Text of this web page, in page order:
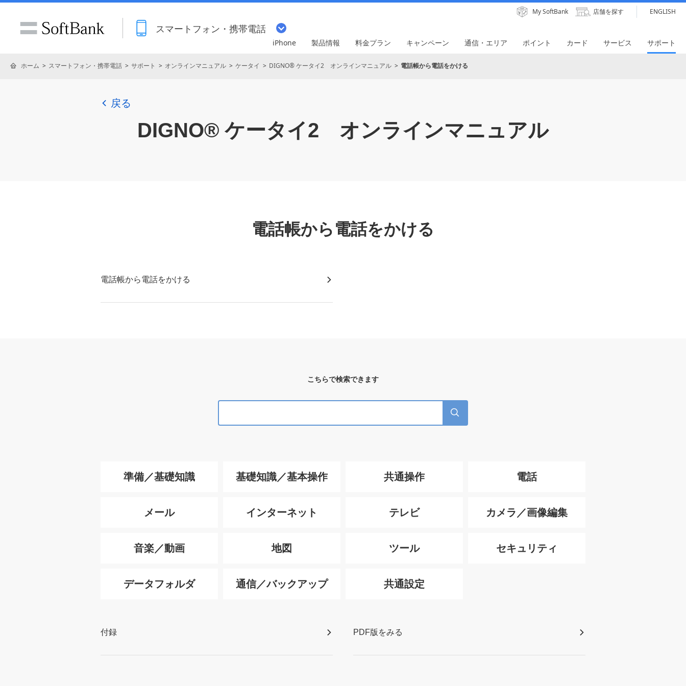
スマートフォン・携帯電話
My SoftBank 店舗を探す ENGLISH
iPhone 製品情報 料金プラン キャンペーン 通信・エリア ポイント カード サービス サポート
ホーム スマートフォン・携帯電話 サポート オンラインマニュアル ケータイ DIGNO® ケータイ2 オンラインマニュアル 電話帳から電話をかける
戻る
DIGNO® ケータイ2 オンラインマニュアル
電話帳から電話をかける
電話帳から電話をかける
こちらで検索できます
準備／基礎知識 基礎知識／基本操作 共通操作 電話
メール インターネット テレビ カメラ／画像編集
音楽／動画 地図 ツール セキュリティ
データフォルダ 通信／バックアップ 共通設定
付録 PDF版をみる